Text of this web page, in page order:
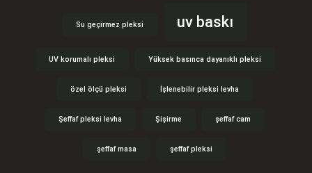
Su geçirmez pleksi uv baskı
UV korumalı pleksi Yüksek basınca dayanıklı pleksi
özel ölçü pleksi İşlenebilir pleksi levha
Şeffaf pleksi levha Şişirme şeffaf cam
şeffaf masa şeffaf pleksi